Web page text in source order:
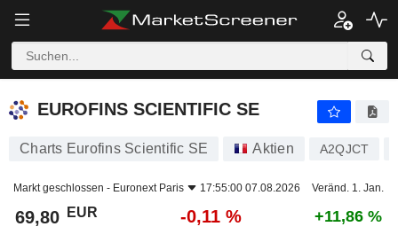
EUROFINS SCIENTIFIC SE -0,11 %
EUROFINS SCIENTIFIC SE
Charts Eurofins Scientific SE Aktien A2QJCT
Markt geschlossen - Euronext Paris 17:55:00 07.08.2026 Veränd. 1. Jan.
69,80 EUR -0,11 % +11,86 %